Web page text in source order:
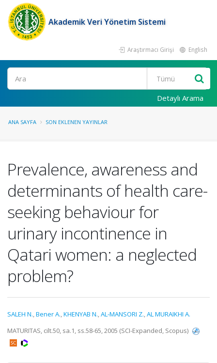
Akademik Veri Yönetim Sistemi
Araştırmacı Girişi English
Ara
Detaylı Arama
ANA SAYFA SON EKLENEN YAYINLAR
Prevalence, awareness and
determinants of health care-
seeking behaviour for
urinary incontinence in
Qatari women: a neglected
problem?
SALEH N.,Bener A.,KHENYAB N.,AL-MANSORI Z.,AL MURAIKHI A.
MATURITAS, cilt.50, sa.1, ss.58-65, 2005 (SCI-Expanded, Scopus)